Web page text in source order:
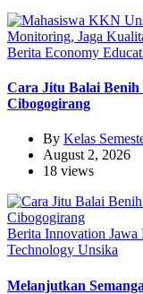
Berita Economy
Cara Jitu Balai
Cibogogirang
By Kelas
August 2, 2026
18 views
Berita Innovation Jawa
Technology Unsika
Melanjutkan